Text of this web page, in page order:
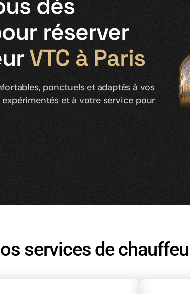
dès
réserver
VTC à Paris
ponctuels et adaptés à vos
et à votre service pour
services de